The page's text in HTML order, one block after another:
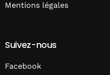
Mentions légales
Suivez-nous
Facebook